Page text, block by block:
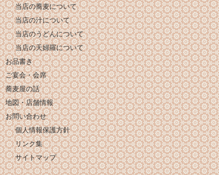
当店の蕎麦について
当店の汁について
当店のうどんについて
当店の天婦羅について
お品書き
ご宴会・会席
蕎麦屋の話
地図・店舗情報
お問い合わせ
個人情報保護方針
リンク集
サイトマップ